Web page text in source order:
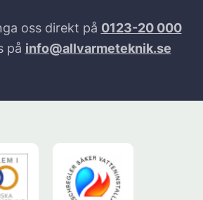
oss direkt på 0123-20 000
på info@allvarmeteknik.se